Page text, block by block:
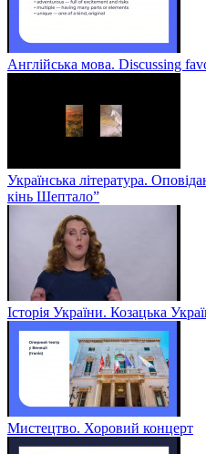
Англійська мова. Discussing
Українська література.
кінь Шептало”
Історія України. Козацька
Мистецтво. Хоровий концерт